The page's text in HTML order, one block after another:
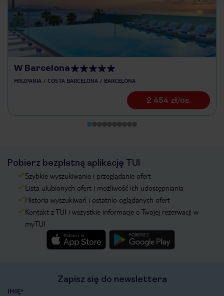
W Barcelona
HISZPANIA COSTA BARCELONA BARCELONA
2 454 zł/os.
Pobierz bezpłatną aplikację TUI
Szybkie wyszukiwanie i przeglądanie ofert
Lista ulubionych ofert i możliwość ich udostępniania
Historia wyszukiwań i ostatnio oglądanych ofert
Kontakt z TUI i wszystkie informacje o Twojej rezerwacji w
myTUI
Zapisz się do newslettera
IMIĘ*